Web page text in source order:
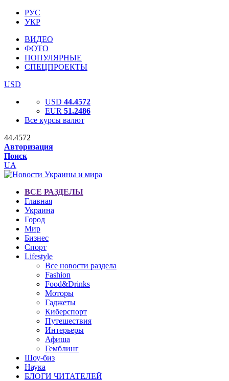
РУС
УКР
ВИДЕО
ФОТО
ПОПУЛЯРНЫЕ
СПЕЦПРОЕКТЫ
USD
USD 44.4572
EUR 51.2486
Все курсы валют
44.4572
Авторизация
Поиск
UA
ВСЕ РАЗДЕЛЫ
Главная
Украина
Город
Мир
Бизнес
Спорт
Lifestyle
Все новости раздела
Fashion
Food&Drinks
Моторы
Гаджеты
Киберспорт
Путешествия
Интерьеры
Афиша
Гемблинг
Шоу-биз
Наука
БЛОГИ ЧИТАТЕЛЕЙ